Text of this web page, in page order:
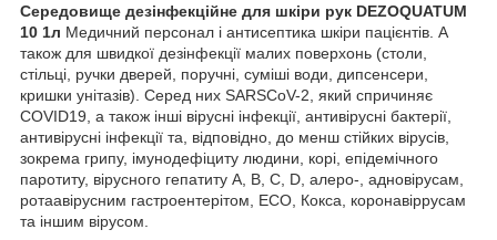
Середовище дезінфекційне для шкіри рук DEZOQUATUM
10 1л Медичний персонал і антисептика шкіри пацієнтів. А
також для швидкої дезінфекції малих поверхонь (столи,
стільці, ручки дверей, поручні, суміші води, дипсенсери,
кришки унітазів). Серед них SARSCoV-2, який спричиняє
COVID19, а також інші вірусні інфекції, антивірусні бактерії,
антивірусні інфекції та, відповідно, до менш стійких вірусів,
зокрема грипу, імунодефіциту людини, корі, епідемічного
паротиту, вірусного гепатиту А, В, С, D, алеро-, адновірусам,
ротаавірусним гастроентерітом, ECO, Кокса, коронавіррусам
та іншим вірусом.